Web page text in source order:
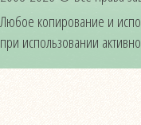
Любое копирование и
при использовании